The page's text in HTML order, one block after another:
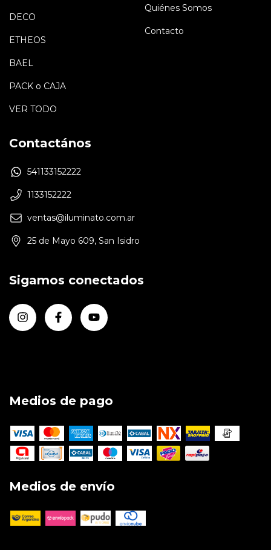
DECO
ETHEOS
BAEL
PACK o CAJA
VER TODO
Quiénes Somos
Contacto
Contactános
541133152222
1133152222
ventas@iluminato.com.ar
25 de Mayo 609, San Isidro
Sigamos conectados
Medios de pago
Medios de envío